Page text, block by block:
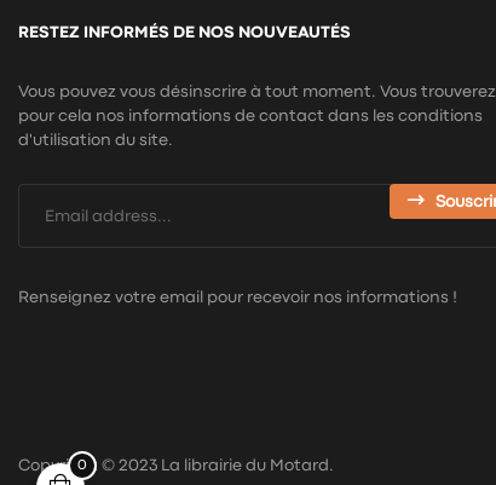
RESTEZ INFORMÉS DE NOS NOUVEAUTÉS
Vous pouvez vous désinscrire à tout moment. Vous trouverez
pour cela nos informations de contact dans les conditions
d'utilisation du site.
Renseignez votre email pour recevoir nos informations !
Copyright © 2023 La librairie du Motard.
0